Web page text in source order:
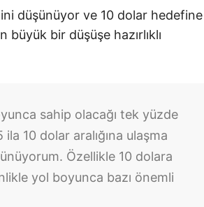
düşünüyor ve 10 dolar hedefine
büyük bir düşüşe hazırlıklı
sahip olacağı tek yüzde
10 dolar aralığına ulaşma
Özellikle 10 dolara
yol boyunca bazı önemli